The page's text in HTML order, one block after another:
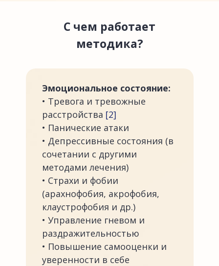
С чем работает
методика?
Эмоциональное состояние:
• Тревога и тревожные
расстройства [2]
• Панические атаки
• Депрессивные состояния (в
сочетании с другими
методами лечения)
• Страхи и фобии
(арахнофобия, акрофобия,
клаустрофобия и др.)
• Управление гневом и
раздражительностью
• Повышение самооценки и
уверенности в себе